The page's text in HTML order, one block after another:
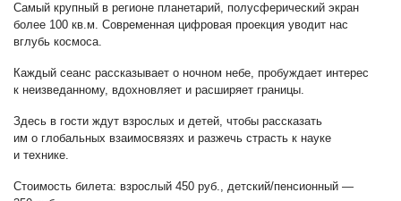
Самый крупный в регионе планетарий, полусферический экран
более 100 кв.м. Современная цифровая проекция уводит нас
вглубь космоса.
Каждый сеанс рассказывает о ночном небе, пробуждает интерес
к неизведанному, вдохновляет и расширяет границы.
Здесь в гости ждут взрослых и детей, чтобы рассказать
им о глобальных взаимосвязях и разжечь страсть к науке
и технике.
Стоимость билета: взрослый 450 руб., детский/пенсионный —